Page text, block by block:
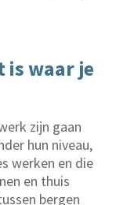
is waar je
zijn gaan
hun niveau,
werken en die
en thuis
bergen